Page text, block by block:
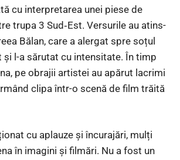
cu interpretarea unei piese de
trupa 3 Sud‑Est. Versurile au atins-
Bălan, care a alergat spre soțul
și l-a sărutat cu intensitate. În timp
pe obrajii artistei au apărut lacrimi
clipa într-o scenă de film trăită
cu aplauze și încurajări, mulți
în imagini și filmări. Nu a fost un